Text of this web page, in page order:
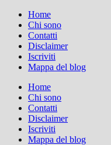
Home
Chi sono
Contatti
Disclaimer
Iscriviti
Mappa del blog
Home
Chi sono
Contatti
Disclaimer
Iscriviti
Mappa del blog